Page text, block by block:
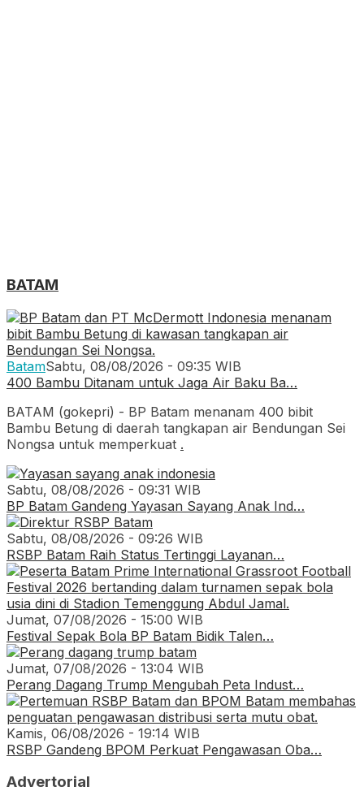
BATAM
BatamSabtu, 08/08/2026 - 09:35 WIB
400 Bambu Ditanam untuk Jaga Air Baku Ba…
BATAM (gokepri) - BP Batam menanam 400 bibit
Bambu Betung di daerah tangkapan air Bendungan Sei
Nongsa untuk memperkuat .
Sabtu, 08/08/2026 - 09:31 WIB
BP Batam Gandeng Yayasan Sayang Anak Ind…
Sabtu, 08/08/2026 - 09:26 WIB
RSBP Batam Raih Status Tertinggi Layanan…
Jumat, 07/08/2026 - 15:00 WIB
Festival Sepak Bola BP Batam Bidik Talen…
Jumat, 07/08/2026 - 13:04 WIB
Perang Dagang Trump Mengubah Peta Indust…
Kamis, 06/08/2026 - 19:14 WIB
RSBP Gandeng BPOM Perkuat Pengawasan Oba…
Advertorial